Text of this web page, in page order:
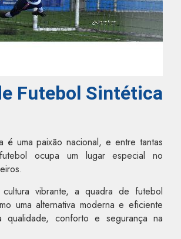
Futebol Sintética
é uma paixão nacional, e entre tantas
ocupa um lugar especial no
vibrante, a quadra de futebol
uma alternativa moderna e eficiente
qualidade, conforto e segurança na